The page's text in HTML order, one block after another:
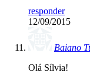
responder
12/09/2015
Baiano
Olá Sílvia!